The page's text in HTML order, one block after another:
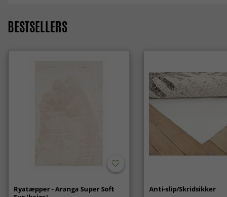
BESTSELLERS
Ryatæpper - Aranga Super Soft
Anti-slip/Skridsikker